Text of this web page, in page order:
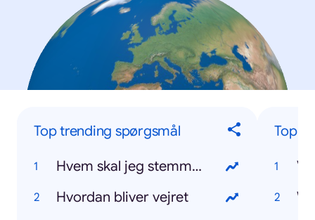
Top trending spørgsmål
Hvem skal jeg stemme på
Hvordan bliver vejret
Top